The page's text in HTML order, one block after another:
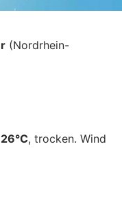
(Nordrhein-
26°C, trocken. Wind